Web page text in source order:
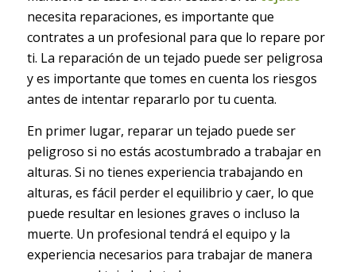
necesita reparaciones, es importante que
contrates a un profesional para que lo repare por
ti. La reparación de un tejado puede ser peligrosa
y es importante que tomes en cuenta los riesgos
antes de intentar repararlo por tu cuenta.
En primer lugar, reparar un tejado puede ser
peligroso si no estás acostumbrado a trabajar en
alturas. Si no tienes experiencia trabajando en
alturas, es fácil perder el equilibrio y caer, lo que
puede resultar en lesiones graves o incluso la
muerte. Un profesional tendrá el equipo y la
experiencia necesarios para trabajar de manera